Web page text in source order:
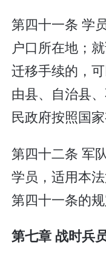
第四十一条 学
户口所在地；
迁移手续的，
由县、自治县
民政府按照国家
第四十二条 军
学员，适用本
第四十一条的规
第七章 战时兵